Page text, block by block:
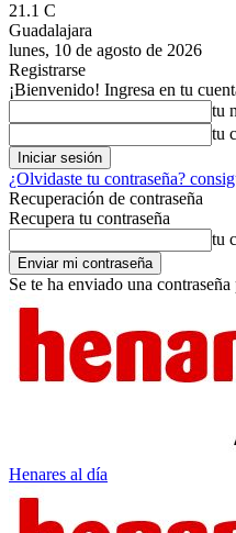
21.1 C
Guadalajara
lunes, 10 de agosto de 2026
Registrarse
¡Bienvenido! Ingresa en tu
tu
tu
¿Olvidaste tu contraseña?
Recuperación de contraseña
Recupera tu contraseña
tu
Se te ha enviado una
Henares al día